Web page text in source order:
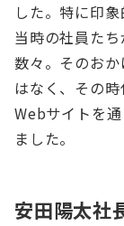
した。特に印
当時の社員た
数々。そのお
はなく、その時
Webサイトを
ました。
安田陽太社